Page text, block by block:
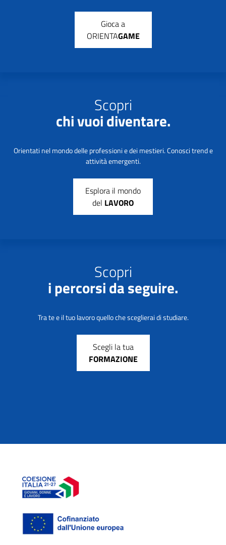
Gioca a
ORIENTAGAME
Scopri
chi vuoi diventare.
Orientati nel mondo delle professioni e dei mestieri. Conosci trend e
attività emergenti.
Esplora il mondo
del LAVORO
Scopri
i percorsi da seguire.
Tra te e il tuo lavoro quello che sceglierai di studiare.
Scegli la tua
FORMAZIONE